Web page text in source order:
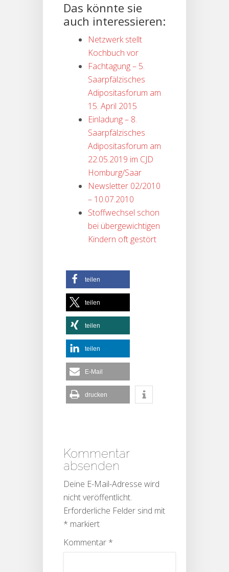
Das könnte sie
auch interessieren:
Netzwerk stellt
Kochbuch vor
Fachtagung – 5.
Saarpfälzisches
Adipositasforum am
15. April 2015
Einladung – 8.
Saarpfälzisches
Adipositasforum am
22.05.2019 im CJD
Homburg/Saar
Newsletter 02/2010
– 10.07.2010
Stoffwechsel schon
bei übergewichtigen
Kindern oft gestört
teilen
teilen
teilen
teilen
E-Mail
drucken
Kommentar
absenden
Deine E-Mail-Adresse wird
nicht veröffentlicht.
Erforderliche Felder sind mit
* markiert
Kommentar *